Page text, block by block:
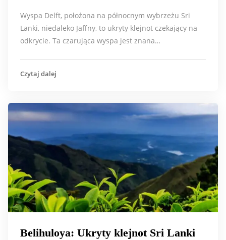
Wyspa Delft, położona na północnym wybrzeżu Sri
Lanki, niedaleko Jaffny, to ukryty klejnot czekający na
odkrycie. Ta czarująca wyspa jest znana…
Czytaj dalej
Belihuloya: Ukryty klejnot Sri Lanki